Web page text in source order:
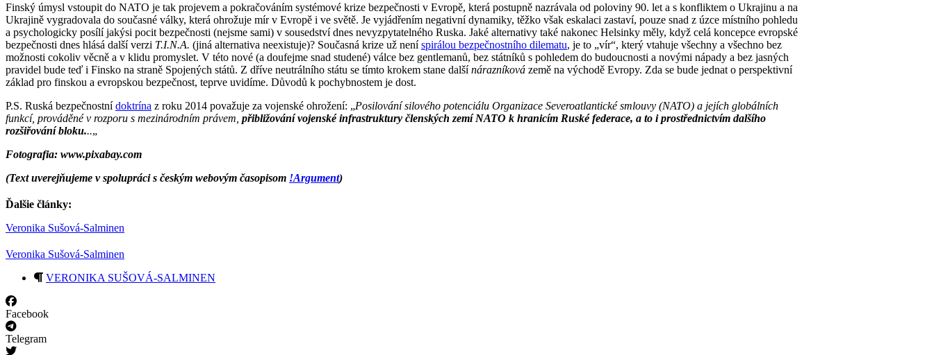
Finský úmysl vstoupit do NATO je tak projevem a pokračováním systémové krize bezpečnosti v Evropě, která postupně nazrávala od poloviny 90. let a s konfliktem o Ukrajinu a na
Ukrajině vygradovala do současné války, která ohrožuje mír v Evropě i ve světě. Je vyjádřením negativní dynamiky, těžko však eskalaci zastaví, pouze snad z úzce místního pohledu
a psychologicky posílí jakýsi pocit bezpečnosti (nejsme sami) v sousedství dnes nevyzpytatelného Ruska. Jaké alternativy také nakonec Helsinky měly, když celá koncepce evropské
bezpečnosti dnes hlásá další verzi T.I.N.A. (jiná alternativa neexistuje)? Současná krize už neníspirálou bezpečnostního dilematu, je to „vír“, který vtahuje všechny a všechno bez
možnosti cokoliv věcně a v klidu promyslet. V této nové (a doufejme snad studené) válce bez gentlemanů, bez státníků s pohledem do budoucnosti a novými nápady a bez jasných
pravidel bude teď i Finsko na straně Spojených států. Z dříve neutrálního státu se tímto krokem stane dalšínárazníková země na východě Evropy. Zda se bude jednat o perspektivní
základ pro finskou a evropskou bezpečnost, teprve uvidíme. Důvodů k pochybnostem je dost.
P.S. Ruská bezpečnostnídoktrína z roku 2014 považuje za vojenské ohrožení: „Posilování silového potenciálu Organizace Severoatlantické smlouvy (NATO) a jejích globálních
funkcí, prováděné v rozporu s mezinárodním právem, přibližování vojenské infrastruktury členských zemí NATO k hranicím Ruské federace, a to i prostřednictvím dalšího
rozšiřování bloku...„
Fotografia: www.pixabay.com
(Text uverejňujeme v spolupráci s českým webovým časopisom !Argument)
Ďalšie články:
Veronika Sušová-Salminen
Veronika Sušová-Salminen
VERONIKA SUŠOVÁ-SALMINEN
Facebook
Telegram